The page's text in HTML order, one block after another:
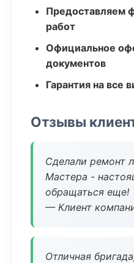
Предоставляем
работ
Официальное
документов
Гарантия на все
Отзывы
Сделали ремонт
Мастера -
обращаться еще!
— Клиент
Отличная